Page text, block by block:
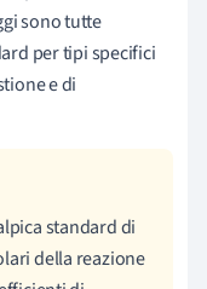
sono tutte
per tipi specifici
e di
standard di
della reazione